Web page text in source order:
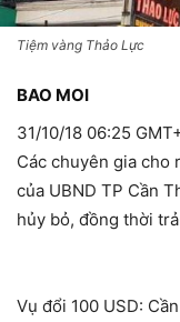
Tiệm vàng Thảo Lực
BAO MOI
31/10/18 06:25
Các chuyên gia cho
của UBND TP Cần
hủy bỏ, đồng thời
Vụ đổi 100 USD: